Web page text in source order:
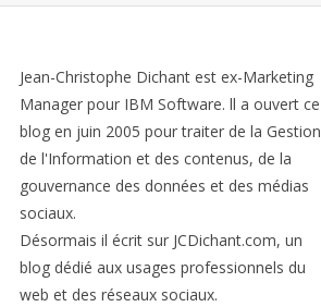
Jean-Christophe Dichant est ex-Marketing
Manager pour IBM Software. ll a ouvert ce
blog en juin 2005 pour traiter de la Gestion
de l'Information et des contenus, de la
gouvernance des données et des médias
sociaux.
Désormais il écrit sur JCDichant.com, un
blog dédié aux usages professionnels du
web et des réseaux sociaux.